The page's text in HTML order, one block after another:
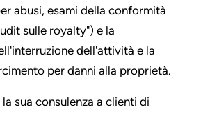
abusi, esami della conformità
sulle royalty") e la
dell'attività e la
per danni alla proprietà.
sua consulenza a clienti di